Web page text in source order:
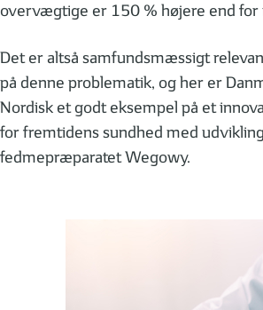
overvægtige er 150 % højere end
Det er altså samfundsmæssigt
på denne problematik, og her er
Nordisk et godt eksempel på et
for fremtidens sundhed med
fedmepræparatet Wegowy.